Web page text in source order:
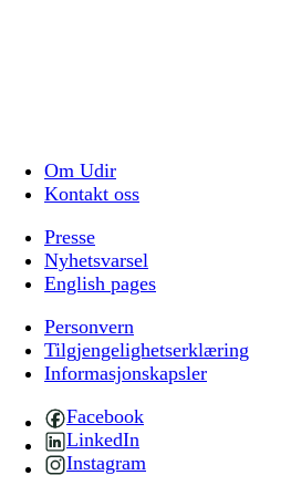
Om Udir
Kontakt oss
Presse
Nyhetsvarsel
English pages
Personvern
Tilgjengelighetserklæring
Informasjonskapsler
Facebook
LinkedIn
Instagram